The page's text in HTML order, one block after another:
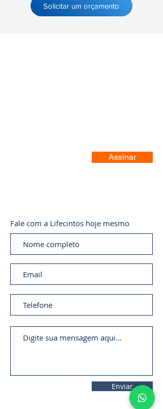
Solicitar um orçamento
Assinar
Fale com a Lifecintos hoje mesmo
Enviar